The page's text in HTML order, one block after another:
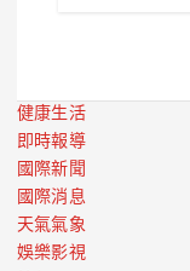
健康生活
即時報導
國際新聞
國際消息
天氣氣象
娛樂影視